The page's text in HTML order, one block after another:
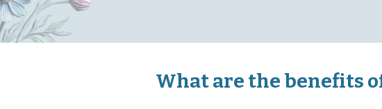
What are the benefits